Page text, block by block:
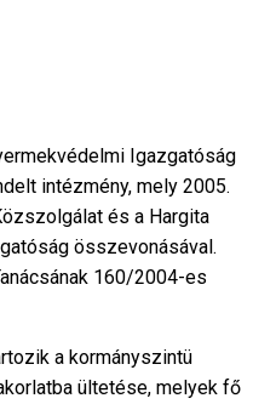
Igazgatóság
intézmény, mely 2005.
és a Hargita
összevonásával.
160/2004-es
a kormányszintü
ültetése, melyek fő